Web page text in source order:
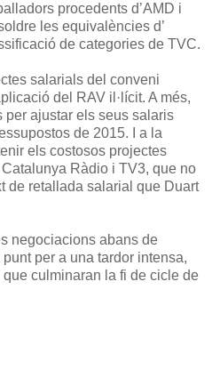
procedents d’AMD i
les equivalències d’
de categories de TVC.
salarials del conveni
del RAV il·lícit. A més,
per ajustar els seus salaris
de 2015. I a la
els costosos projectes
Ràdio i TV3, que no
de retallada salarial que Duart
negociacions abans de
per a una tardor intensa,
culminaran la fi de cicle de